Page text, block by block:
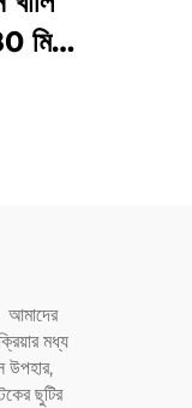
মিলি
আমাদের
মধ্য
উপহার,
ছুটির